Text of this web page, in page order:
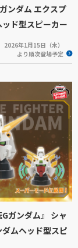
ンダム エクスプ
ド型スピーカー
2026年1月15日（木）
より順次登場予定
Gガンダム』 シャ
ムヘッド型スピ